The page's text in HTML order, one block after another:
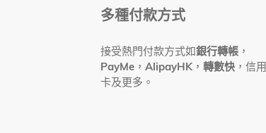
多種付款方式
接受熱門付款方式如銀行轉帳 ，
PayMe ， AlipayHK ， 轉數快 ，信用
卡及更多。